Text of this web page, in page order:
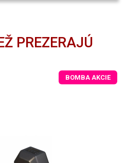
PREZERAJÚ
BOMBA AKCIE